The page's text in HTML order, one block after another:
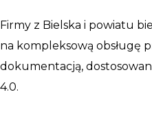
Firmy z Bielska i powiatu
na kompleksową obsługę
dokumentacją,
4.0.